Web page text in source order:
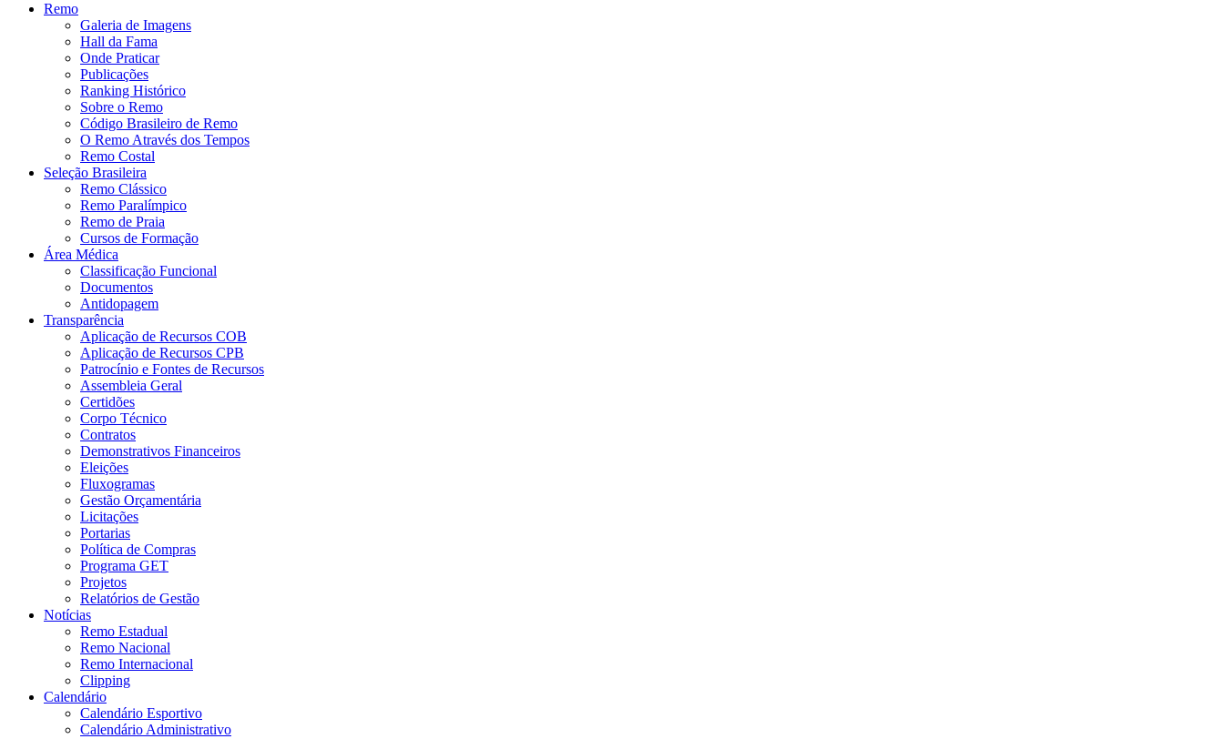
Remo
Galeria de Imagens
Hall da Fama
Onde Praticar
Publicações
Ranking Histórico
Sobre o Remo
Código Brasileiro de Remo
O Remo Através dos Tempos
Remo Costal
Seleção Brasileira
Remo Clássico
Remo Paralímpico
Remo de Praia
Cursos de Formação
Área Médica
Classificação Funcional
Documentos
Antidopagem
Transparência
Aplicação de Recursos COB
Aplicação de Recursos CPB
Patrocínio e Fontes de Recursos
Assembleia Geral
Certidões
Corpo Técnico
Contratos
Demonstrativos Financeiros
Eleições
Fluxogramas
Gestão Orçamentária
Licitações
Portarias
Política de Compras
Programa GET
Projetos
Relatórios de Gestão
Notícias
Remo Estadual
Remo Nacional
Remo Internacional
Clipping
Calendário
Calendário Esportivo
Calendário Administrativo